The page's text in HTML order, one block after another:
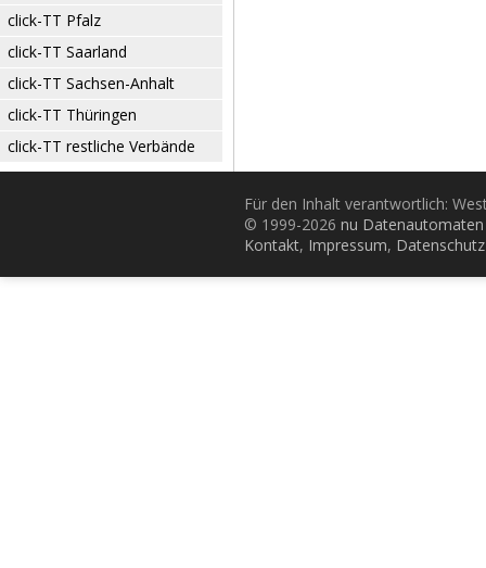
click-TT Pfalz
click-TT Saarland
click-TT Sachsen-Anhalt
click-TT Thüringen
click-TT restliche Verbände
Für den Inhalt verantwortlich:
© 1999-2026 nu
Kontakt, Impressum, Datenschutz